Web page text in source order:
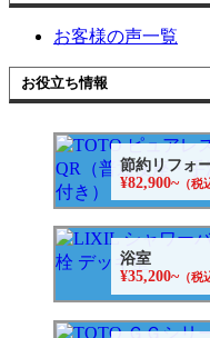
お客様の声一覧
お役立ち情報
節約リフォ
¥82,900~（税
浴室
¥35,200~（税